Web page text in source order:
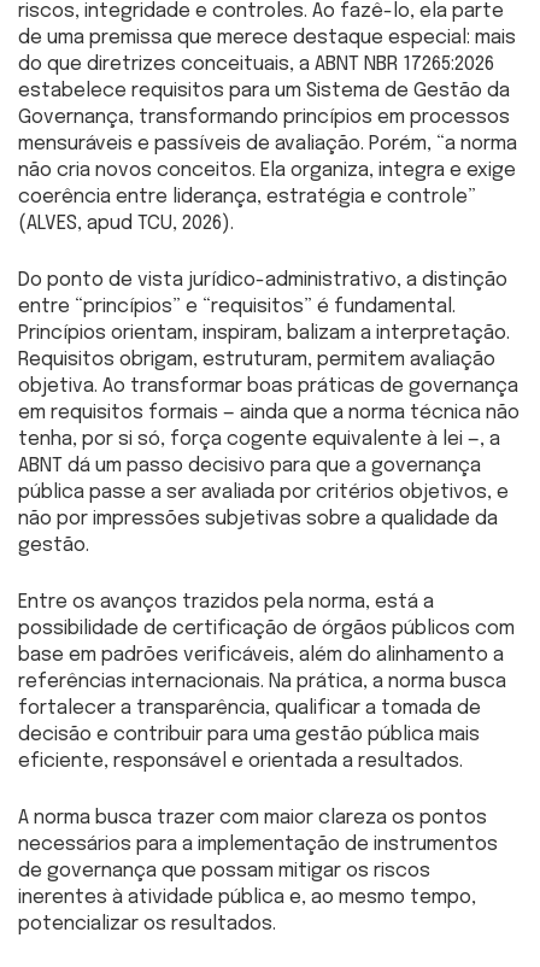
riscos, integridade e controles. Ao fazê-lo, ela parte
de uma premissa que merece destaque especial: mais
do que diretrizes conceituais, a ABNT NBR 17265:2026
estabelece requisitos para um Sistema de Gestão da
Governança, transformando princípios em processos
mensuráveis e passíveis de avaliação. Porém, “a norma
não cria novos conceitos. Ela organiza, integra e exige
coerência entre liderança, estratégia e controle”
(ALVES, apud TCU, 2026).
Do ponto de vista jurídico-administrativo, a distinção
entre “princípios” e “requisitos” é fundamental.
Princípios orientam, inspiram, balizam a interpretação.
Requisitos obrigam, estruturam, permitem avaliação
objetiva. Ao transformar boas práticas de governança
em requisitos formais — ainda que a norma técnica não
tenha, por si só, força cogente equivalente à lei —, a
ABNT dá um passo decisivo para que a governança
pública passe a ser avaliada por critérios objetivos, e
não por impressões subjetivas sobre a qualidade da
gestão.
Entre os avanços trazidos pela norma, está a
possibilidade de certificação de órgãos públicos com
base em padrões verificáveis, além do alinhamento a
referências internacionais. Na prática, a norma busca
fortalecer a transparência, qualificar a tomada de
decisão e contribuir para uma gestão pública mais
eficiente, responsável e orientada a resultados.
A norma busca trazer com maior clareza os pontos
necessários para a implementação de instrumentos
de governança que possam mitigar os riscos
inerentes à atividade pública e, ao mesmo tempo,
potencializar os resultados.